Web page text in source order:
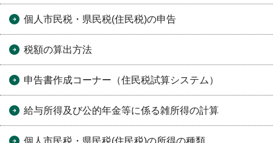
個人市民税・県民税(住民税)の申告
税額の算出方法
申告書作成コーナー（住民税試算システム）
給与所得及び公的年金等に係る雑所得の計算
個人市民税・県民税(住民税)の所得の種類